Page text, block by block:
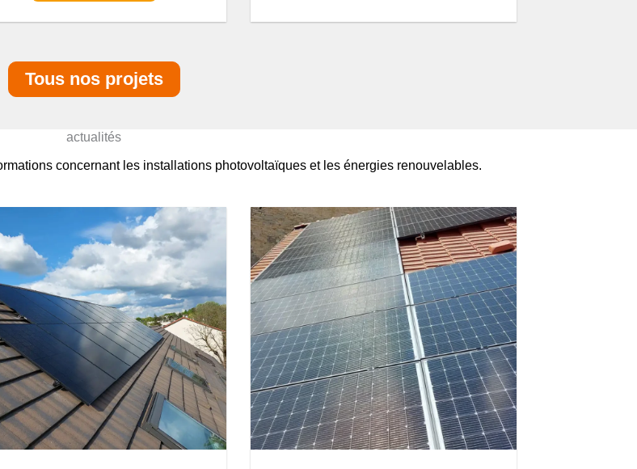
Tous nos projets
actualités
concernant les installations photovoltaïques et les énergies renouvelables.